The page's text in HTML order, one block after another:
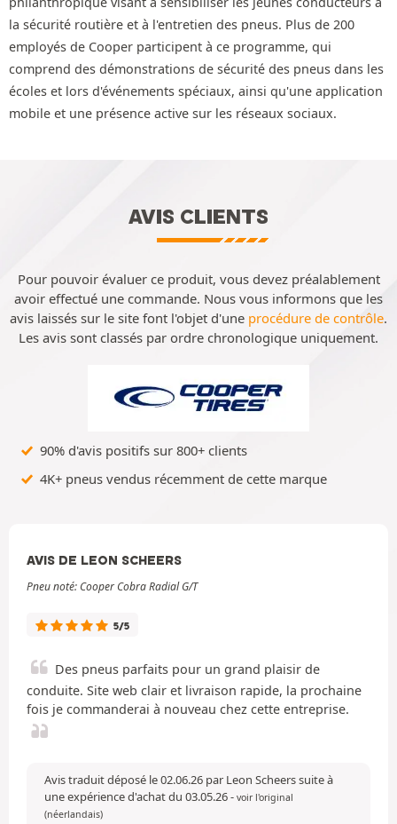
la sécurité routière et à l'entretien des pneus. Plus de 200
employés de Cooper participent à ce programme, qui
comprend des démonstrations de sécurité des pneus dans les
écoles et lors d'événements spéciaux, ainsi qu'une application
mobile et une présence active sur les réseaux sociaux.
AVIS CLIENTS
Pour pouvoir évaluer ce produit, vous devez préalablement
avoir effectué une commande. Nous vous informons que les
avis laissés sur le site font l'objet d'une procédure de contrôle.
Les avis sont classés par ordre chronologique uniquement.
90% d'avis positifs sur 800+ clients
4K+ pneus vendus récemment de cette marque
AVIS DE LEON SCHEERS
Pneu noté: Cooper Cobra Radial G/T
5/5
Des pneus parfaits pour un grand plaisir de
conduite. Site web clair et livraison rapide, la prochaine
fois je commanderai à nouveau chez cette entreprise.
Avis traduit déposé le 02.06.26 par Leon Scheers suite à
une expérience d'achat du 03.05.26- voir l'original
(néerlandais)